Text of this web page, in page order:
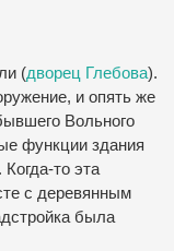
(дворец Глебова).
и опять же
Вольного
функции здания
Когда-то эта
с деревянным
была